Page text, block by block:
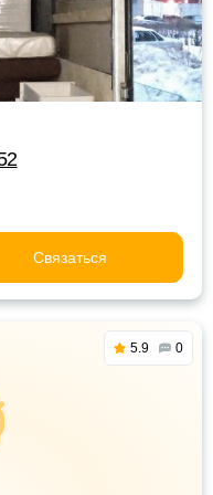
Связаться
5.9 0